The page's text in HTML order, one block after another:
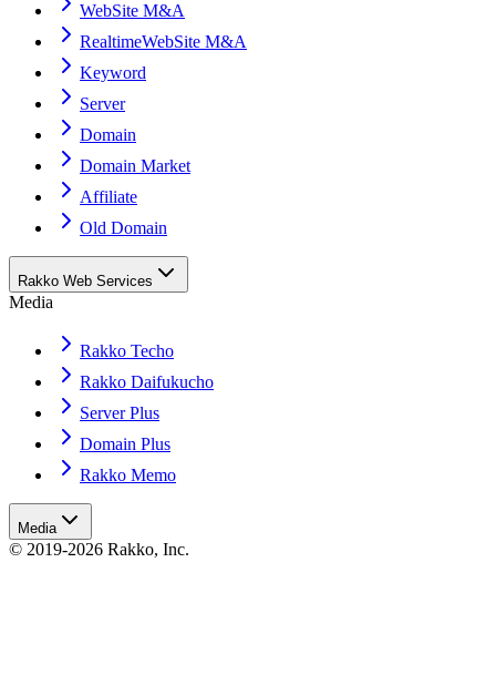
WebSite M&A
RealtimeWebSite M&A
Keyword
Server
Domain
Domain Market
Affiliate
Old Domain
Rakko Web Services
Media
Rakko Techo
Rakko Daifukucho
Server Plus
Domain Plus
Rakko Memo
Media
© 2019-2026 Rakko, Inc.